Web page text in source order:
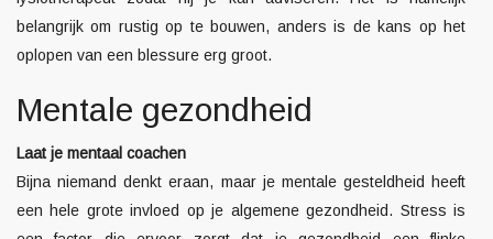
belangrijk om rustig op te bouwen, anders is de kans op het
oplopen van een blessure erg groot.
Mentale gezondheid
Laat je mentaal coachen
Bijna niemand denkt eraan, maar je mentale gesteldheid heeft
een hele grote invloed op je algemene gezondheid. Stress is